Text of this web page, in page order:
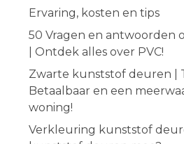
Ervaring, kosten en tips
50 Vragen en antwoorden
| Ontdek alles over PVC!
Zwarte kunststof deuren |
Betaalbaar en een
woning!
Verkleuring kunststof